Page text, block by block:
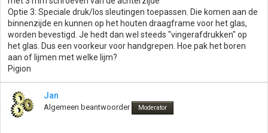
Optie 3: Speciale druk/los sleutingen toepassen. Die komen aan de
binnenzijde en kunnen op het houten draagframe voor het glas,
worden bevestigd. Je hedt dan wel steeds "vingerafdrukken" op
het glas. Dus een voorkeur voor handgrepen. Hoe pak het boren
aan of lijmen met welke lijm?
Pigion
Jan
Algemeen beantwoorder Moderator